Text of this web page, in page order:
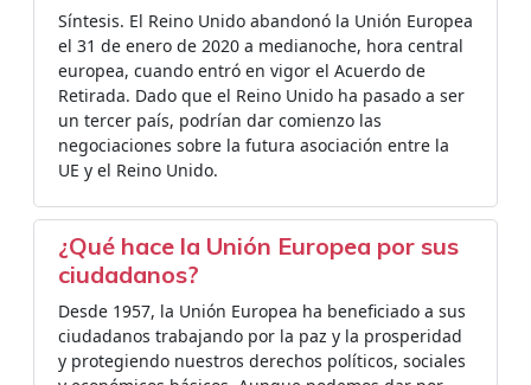
Síntesis. El Reino Unido abandonó la Unión Europea
el 31 de enero de 2020 a medianoche, hora central
europea, cuando entró en vigor el Acuerdo de
Retirada. Dado que el Reino Unido ha pasado a ser
un tercer país, podrían dar comienzo las
negociaciones sobre la futura asociación entre la
UE y el Reino Unido.
¿Qué hace la Unión Europea por sus
ciudadanos?
Desde 1957, la Unión Europea ha beneficiado a sus
ciudadanos trabajando por la paz y la prosperidad
y protegiendo nuestros derechos políticos, sociales